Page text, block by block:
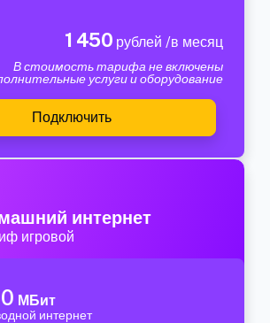
1 450 рублей /в месяц
В стоимость тарифа не включены
услуги и оборудование
Подключить
интернет
игровой
МБит
интернет